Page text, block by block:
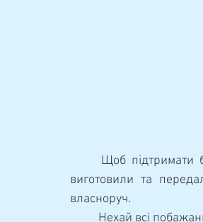
виготовили та
власноруч.
Нехай всі